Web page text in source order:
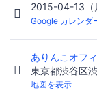
2015-04-13
Google カレンダ
ありんこオフ
東京都渋谷区
地図を表示